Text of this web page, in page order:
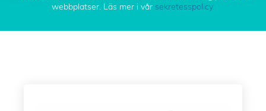
webbplatser. Läs mer i vår sekretesspolicy.